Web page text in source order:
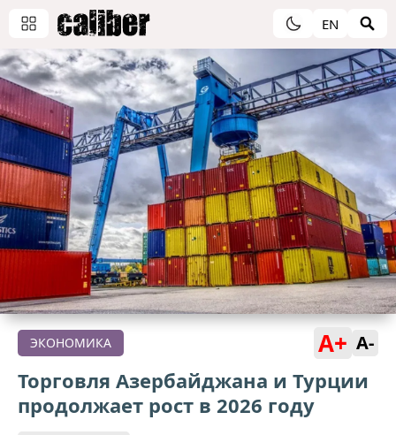
EN
ЭКОНОМИКА A+ A-
Торговля Азербайджана и Турции
продолжает рост в 2026 году